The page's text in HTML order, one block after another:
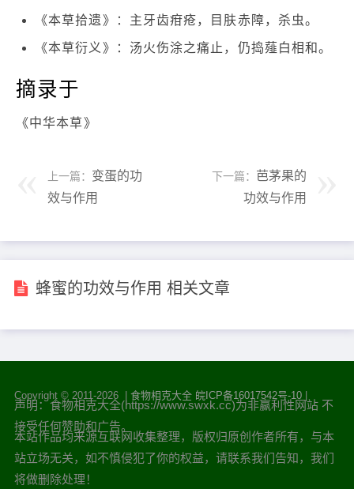
《本草拾遗》：主牙齿疳疮，目肤赤障，杀虫。
《本草衍义》：汤火伤涂之痛止，仍捣薤白相和。
摘录于
《中华本草》
上一篇： 变蛋的功
效与作用
下一篇： 芭茅果的
功效与作用
蜂蜜的功效与作用 相关文章
Copyright © 2011-2026 | 食物相克大全 皖ICP备16017542号-10|
声明：食物相克大全(https://www.swxk.cc)为非赢利性网站 不
接受任何赞助和广告。
本站作品均来源互联网收集整理，版权归原创作者所有，与本
站立场无关，如不慎侵犯了你的权益，请联系我们告知，我们
将做删除处理！